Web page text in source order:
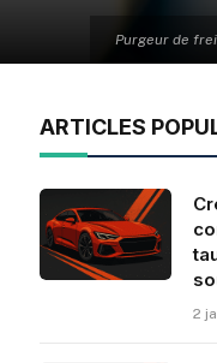
Purgeur de
ARTICLES
2